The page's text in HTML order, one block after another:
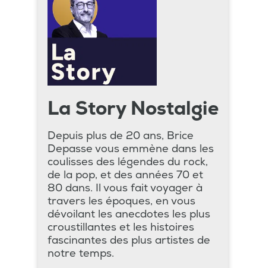
La Story Nostalgie
Depuis plus de 20 ans, Brice
Depasse vous emmène dans les
coulisses des légendes du rock,
de la pop, et des années 70 et
80 dans. Il vous fait voyager à
travers les époques, en vous
dévoilant les anecdotes les plus
croustillantes et les histoires
fascinantes des plus artistes de
notre temps.